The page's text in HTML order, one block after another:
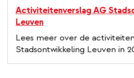
Activiteitenverslag AG
Leuven
Lees meer over de
Stadsontwikkeling Leuven in